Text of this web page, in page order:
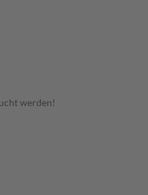
werden!